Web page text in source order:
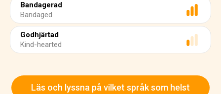
Bandagerad
Bandaged
Godhjärtad
Kind-hearted
Läs och lyssna på vilket språk som helst